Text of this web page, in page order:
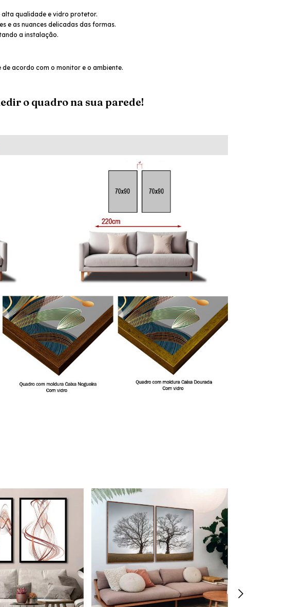
qualidade e vidro protetor.
e as nuances delicadas das formas.
a instalação.
acordo com o monitor e o ambiente.
o quadro na sua parede!